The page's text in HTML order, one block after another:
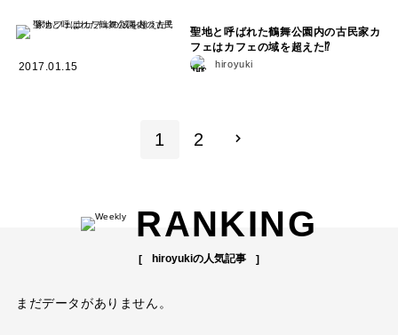
2017.01.15
聖地と呼ばれた鶴舞公園内の古民家カ
フェはカフェの域を超えた⁉︎
hiroyuki
1 2
RANKING
hiroyukiの人気記事
まだデータがありません。